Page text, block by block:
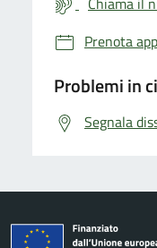
Prenota
Problemi in
Segnala